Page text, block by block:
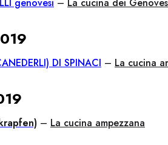
genovesi – La cucina dei
DI SPINACI – La cucina
– La cucina ampezzana